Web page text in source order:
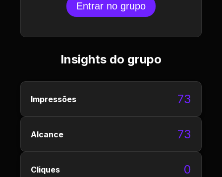
Entrar no grupo
Insights do grupo
Impressões 73
Alcance 73
Cliques 0